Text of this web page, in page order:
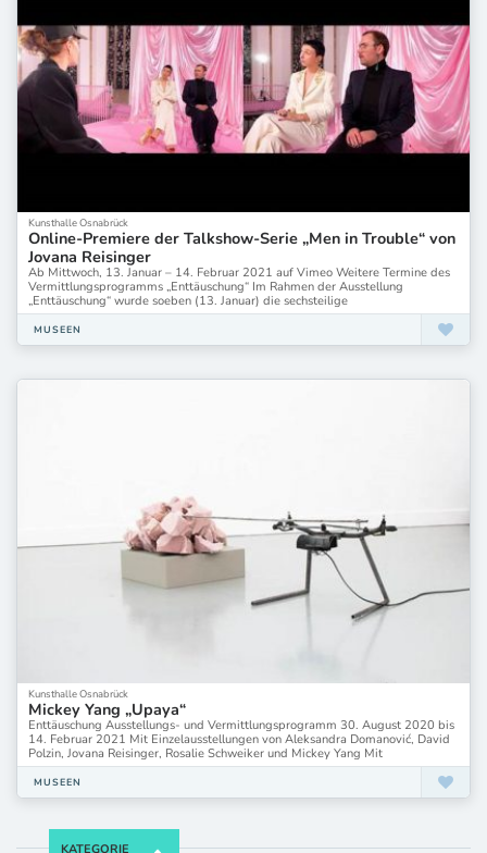
Kunsthalle Osnabrück
Online-Premiere der Talkshow-Serie „Men in Trouble“ von
Jovana Reisinger
Ab Mittwoch, 13. Januar – 14. Februar 2021 auf Vimeo Weitere Termine des
Vermittlungsprogramms „Enttäuschung“ Im Rahmen der Ausstellung
„Enttäuschung“ wurde soeben (13. Januar) die sechsteilige
MUSEEN
Kunsthalle Osnabrück
Mickey Yang „Upaya“
Enttäuschung Ausstellungs- und Vermittlungsprogramm 30. August 2020 bis
14. Februar 2021 Mit Einzelausstellungen von Aleksandra Domanović, David
Polzin, Jovana Reisinger, Rosalie Schweiker und Mickey Yang Mit
MUSEEN
KATEGORIE